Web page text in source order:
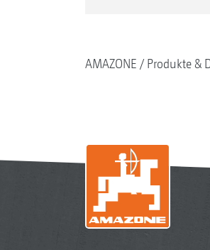
AMAZONE Produkte &